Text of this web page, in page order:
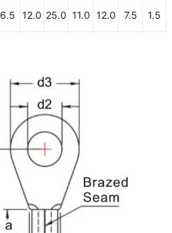
6.5 12.0 25.0 11.0 12.0 7.5 1.5